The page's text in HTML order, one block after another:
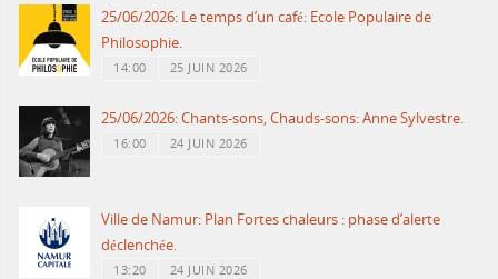
25/06/2026: Le temps d’un café: Ecole Populaire de
Philosophie.
14:00 25 JUIN 2026
25/06/2026: Chants-sons, Chauds-sons: Anne Sylvestre.
16:00 24 JUIN 2026
Ville de Namur: Plan Fortes chaleurs : phase d’alerte
déclenchée.
13:20 24 JUIN 2026